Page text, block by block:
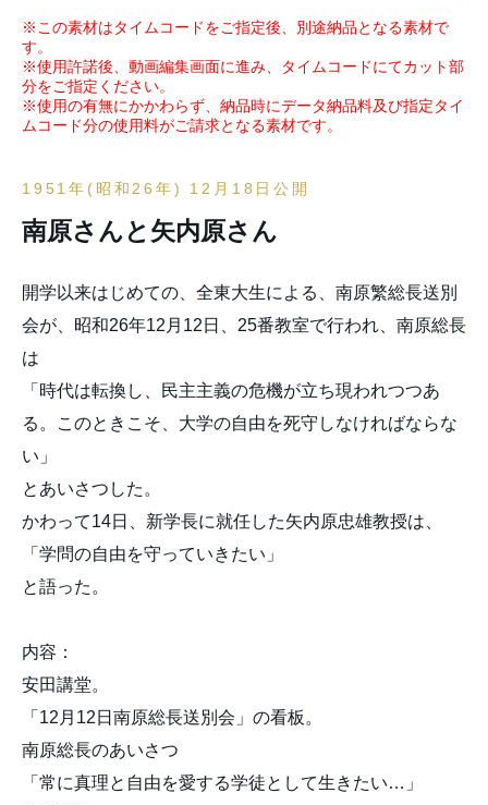
※この素材はタイムコードをご指定後、別途納品となる素材で
す。
※使用許諾後、動画編集画面に進み、タイムコードにてカット部
分をご指定ください。
※使用の有無にかかわらず、納品時にデータ納品料及び指定タイ
ムコード分の使用料がご請求となる素材です。
1951年(昭和26年) 12月18日公開
南原さんと矢内原さん
開学以来はじめての、全東大生による、南原繁総長送別
会が、昭和26年12月12日、25番教室で行われ、南原総長
は
「時代は転換し、民主主義の危機が立ち現われつつあ
る。このときこそ、大学の自由を死守しなければならな
い」
とあいさつした。
かわって14日、新学長に就任した矢内原忠雄教授は、
「学問の自由を守っていきたい」
と語った。
内容：
安田講堂。
「12月12日南原総長送別会」の看板。
南原総長のあいさつ
「常に真理と自由を愛する学徒として生きたい…」